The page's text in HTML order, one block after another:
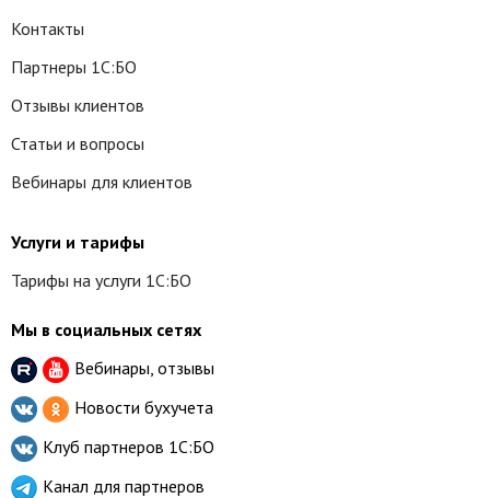
Контакты
Партнеры 1С:БО
Отзывы клиентов
Статьи и вопросы
Вебинары для клиентов
Услуги и тарифы
Тарифы на услуги 1С:БО
Мы в социальных сетях
Вебинары, отзывы
Новости бухучета
Клуб партнеров 1С:БО
Канал для партнеров